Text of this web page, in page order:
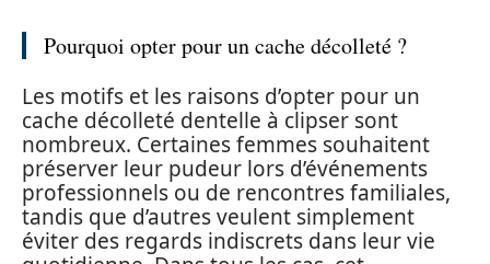
Pourquoi opter pour un cache décolleté ?
Les motifs et les raisons d’opter pour un
cache décolleté dentelle à clipser sont
nombreux. Certaines femmes souhaitent
préserver leur pudeur lors d’événements
professionnels ou de rencontres familiales,
tandis que d’autres veulent simplement
éviter des regards indiscrets dans leur vie